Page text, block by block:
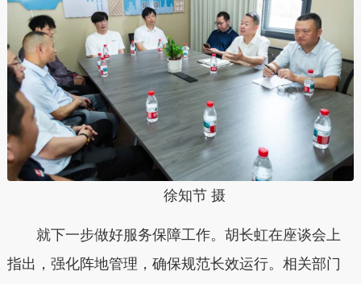
徐知节 摄
就下一步做好服务保障工作。胡长虹在座谈会上
指出，强化阵地管理，确保规范长效运行。相关部门